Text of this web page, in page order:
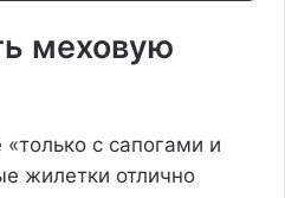
меховую
«только с сапогами и
жилетки отлично